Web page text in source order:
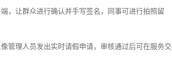
，让群众进行确认并手写签名，同事可进行拍照留
管理人员发出实时请假申请，审核通过后可在服务交